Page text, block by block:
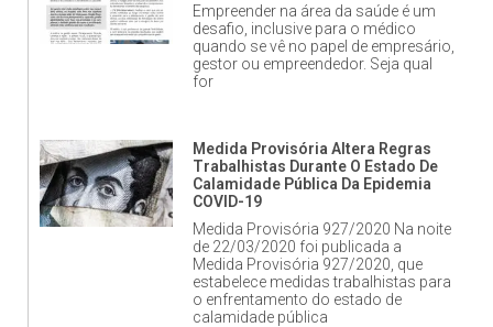
Empreender na área da saúde é um
desafio, inclusive para o médico
quando se vê no papel de empresário,
gestor ou empreendedor. Seja qual
for
Medida Provisória Altera Regras
Trabalhistas Durante O Estado De
Calamidade Pública Da Epidemia
COVID-19
Medida Provisória 927/2020 Na noite
de 22/03/2020 foi publicada a
Medida Provisória 927/2020, que
estabelece medidas trabalhistas para
o enfrentamento do estado de
calamidade pública